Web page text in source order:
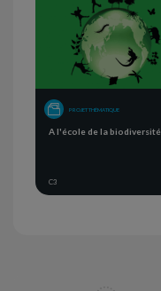
PROJET THÉMATIQUE
A l'école de la biodiversité
C3